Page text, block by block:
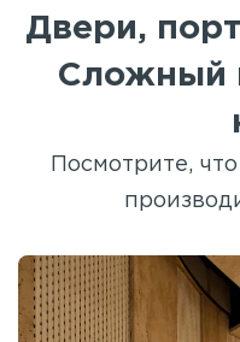
Двери,
Сложный
Посмотрите,